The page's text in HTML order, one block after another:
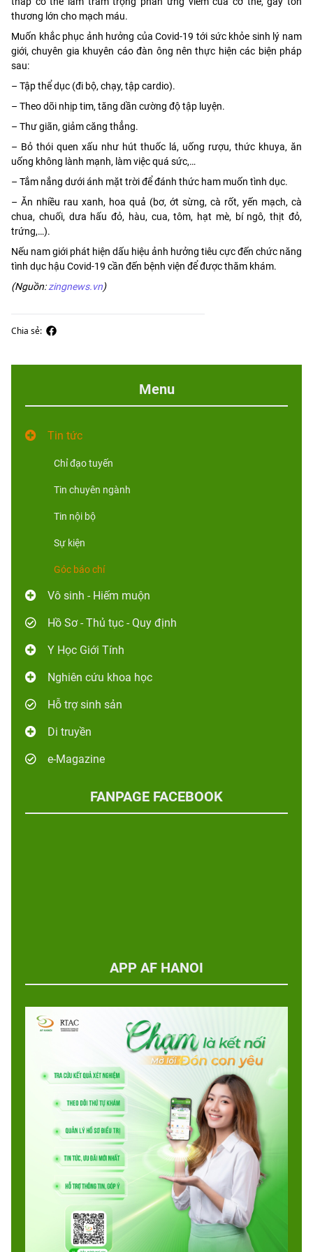
thương lớn cho mạch máu.
Muốn khắc phục ảnh hưởng của Covid-19 tới sức khỏe sinh lý nam
giới, chuyên gia khuyên cáo đàn ông nên thực hiện các biện pháp
sau:
– Tập thể dục (đi bộ, chạy, tập cardio).
– Theo dõi nhịp tim, tăng dần cường độ tập luyện.
– Thư giãn, giảm căng thẳng.
– Bỏ thói quen xấu như hút thuốc lá, uống rượu, thức khuya, ăn
uống không lành mạnh, làm việc quá sức,…
– Tắm nắng dưới ánh mặt trời để đánh thức ham muốn tình dục.
– Ăn nhiều rau xanh, hoa quả (bơ, ớt sừng, cà rốt, yến mạch, cà
chua, chuối, dưa hấu đỏ, hàu, cua, tôm, hạt mè, bí ngô, thịt đỏ,
trứng,…).
Nếu nam giới phát hiện dấu hiệu ảnh hưởng tiêu cực đến chức năng
tình dục hậu Covid-19 cần đến bệnh viện để được thăm khám.
(Nguồn:zingnews.vn)
Chia sẻ:
Menu
Tin tức
Chỉ đạo tuyến
Tin chuyên ngành
Tin nội bộ
Sự kiện
Góc báo chí
Vô sinh - Hiếm muộn
Hồ Sơ - Thủ tục - Quy định
Y Học Giới Tính
Nghiên cứu khoa học
Hỗ trợ sinh sản
Di truyền
e-Magazine
FANPAGE FACEBOOK
APP AF HANOI